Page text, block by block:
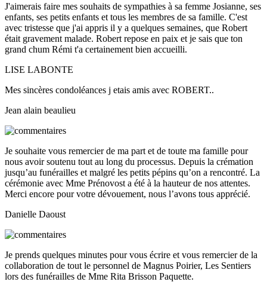
J'aimerais faire mes souhaits de sympathies à sa femme Josianne, ses
enfants, ses petits enfants et tous les membres de sa famille. C'est
avec tristesse que j'ai appris il y a quelques semaines, que Robert
était gravement malade. Robert repose en paix et je sais que ton
grand chum Rémi t'a certainement bien accueilli.
LISE LABONTE
Mes sincères condoléances j etais amis avec ROBERT..
Jean alain beaulieu
Je souhaite vous remercier de ma part et de toute ma famille pour
nous avoir soutenu tout au long du processus. Depuis la crémation
jusqu’au funérailles et malgré les petits pépins qu’on a rencontré. La
cérémonie avec Mme Prénovost a été à la hauteur de nos attentes.
Merci encore pour votre dévouement, nous l’avons tous apprécié.
Danielle Daoust
Je prends quelques minutes pour vous écrire et vous remercier de la
collaboration de tout le personnel de Magnus Poirier, Les Sentiers
lors des funérailles de Mme Rita Brisson Paquette.